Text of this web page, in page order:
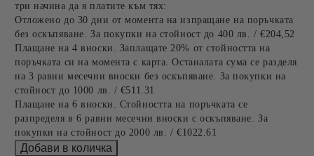
три начина да я платите към тях:
Отложено до 30 дни от момента на изпращане на поръчката
без оскъпяване. За покупки на стойност до 400 лв. / €204,52
Плащане на 4 вноски. Заплащате 20% от стойността на
поръчката си на момента с карта. Останалата сума се разделя
на 3 равни месечни вноски без оскъпяване. За покупки на
стойност до 1000 лв. / €511.31
Плащане на 6 вноски. Стойността на поръчката се
разпределя в 6 равни месечни вноски с оскъпяване. За
покупки на стойност до 2000 лв. / €1022.61